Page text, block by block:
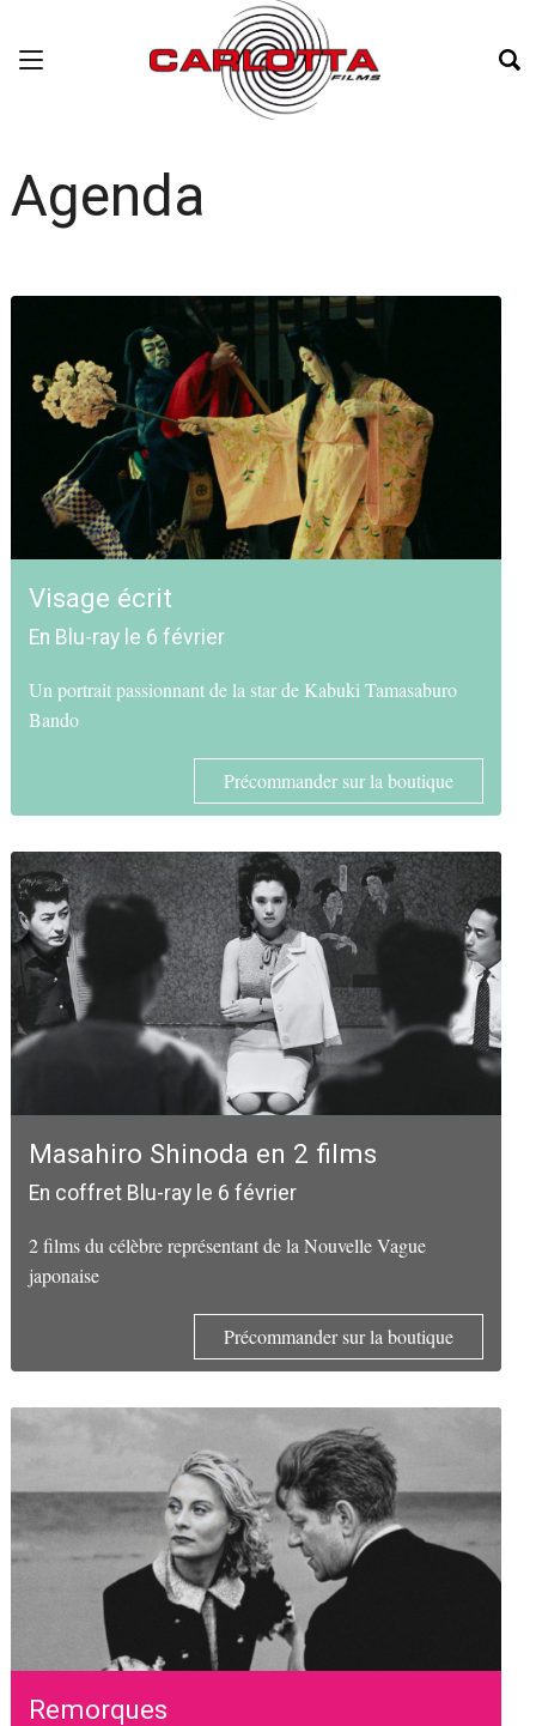
Agenda
Visage écrit
En Blu-ray le 6 février
Un portrait passionnant de la star de Kabuki Tamasaburo
Bando
Précommander sur la boutique
Masahiro Shinoda en 2 films
En coffret Blu-ray le 6 février
2 films du célèbre représentant de la Nouvelle Vague
japonaise
Précommander sur la boutique
Remorques